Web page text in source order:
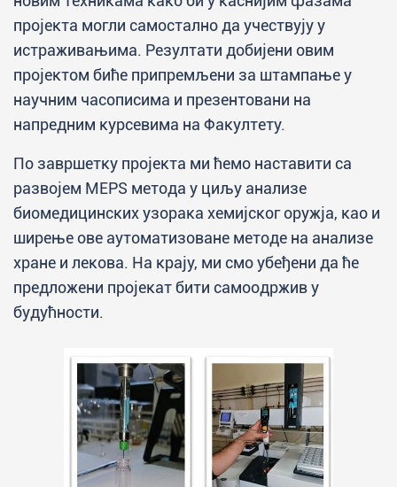
пројекта могли самостално да учествују у
истраживањима. Резултати добијени овим
пројектом биће припремљени за штампање у
научним часописима и презентовани на
напредним курсевима на Факултету.
По завршетку пројекта ми ћемо наставити са
развојем MEPS метода у циљу анализе
биомедицинских узорака хемијског оружја, као и
ширење ове аутоматизоване методе на анализе
хране и лекова. На крају, ми смо убеђени да ће
предложени пројекат бити самоодржив у
будућности.